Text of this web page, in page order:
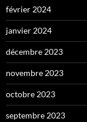
février 2024
janvier 2024
décembre 2023
novembre 2023
octobre 2023
septembre 2023